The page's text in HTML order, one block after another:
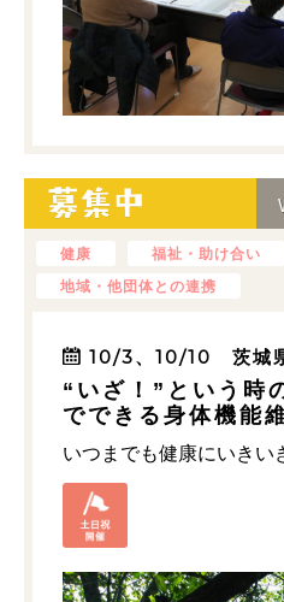
健康
福祉・助け合い
地域・他団体との連携
10/3、10/10 茨城
“いざ！”という時
でできる身体機能
いつまでも健康にいきい